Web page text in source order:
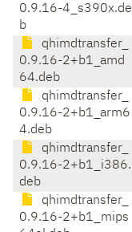
0.9.16-4_s390x.de
b
qhimdtransfer_
0.9.16-2+b1_amd
64.deb
qhimdtransfer_
0.9.16-2+b1_arm6
4.deb
qhimdtransfer_
0.9.16-2+b1_i386.
deb
qhimdtransfer_
0.9.16-2+b1_mips